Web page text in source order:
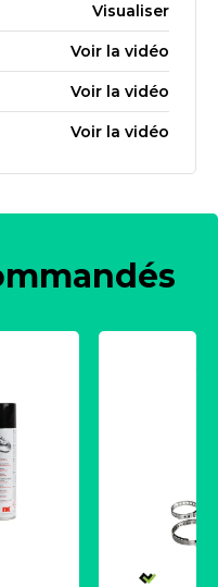
Visualiser
Voir la vidéo
Voir la vidéo
Voir la vidéo